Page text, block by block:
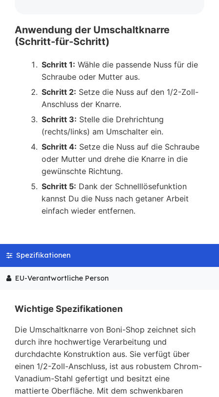
Anwendung der Umschaltknarre
(Schritt-für-Schritt)
Schritt 1: Wähle die passende Nuss für die
Schraube oder Mutter aus.
Schritt 2: Setze die Nuss auf den 1/2-Zoll-
Anschluss der Knarre.
Schritt 3: Stelle die Drehrichtung
(rechts/links) am Umschalter ein.
Schritt 4: Setze die Nuss auf die Schraube
oder Mutter und drehe die Knarre in die
gewünschte Richtung.
Schritt 5: Dank der Schnelllösefunktion
kannst Du die Nuss nach getaner Arbeit
einfach wieder entfernen.
Spezifikationen
EU-Verantwortliche Person
Wichtige Spezifikationen
Die Umschaltknarre von Boni-Shop zeichnet sich
durch ihre hochwertige Verarbeitung und
durchdachte Konstruktion aus. Sie verfügt über
einen 1/2-Zoll-Anschluss, ist aus robustem Chrom-
Vanadium-Stahl gefertigt und besitzt eine
mattierte Oberfläche. Mit dem schwenkbaren